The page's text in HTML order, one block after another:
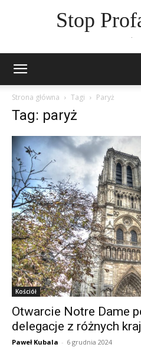
Stop
Strona główna Tagi Paryż
Tag: paryż
Kościół
Otwarcie Notre Dame
delegacje z różnych
Paweł Kubala - 6 grudnia 2024